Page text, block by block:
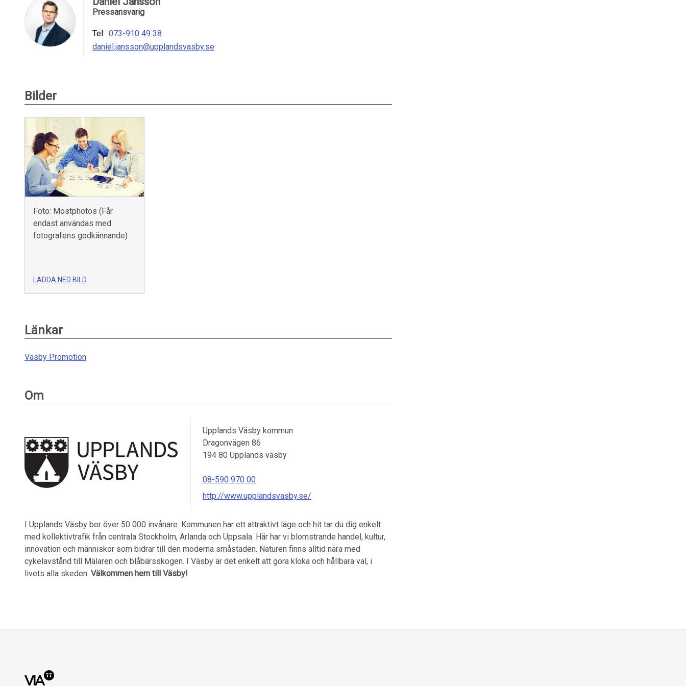
Pressansvarig
Tel: 073-910 49 38
daniel.jansson@upplandsvasby.se
Bilder
Foto: Mostphotos (Får
endast användas med
fotografens godkännande)
LADDA NED BILD
Länkar
Väsby Promotion
Om
Upplands Väsby kommun
Dragonvägen 86
194 80 Upplands väsby
08-590 970 00
http://www.upplandsvasby.se/
I Upplands Väsby bor över 50 000 invånare. Kommunen har ett attraktivt läge och hit tar du dig enkelt
med kollektivtrafik från centrala Stockholm, Arlanda och Uppsala. Här har vi blomstrande handel, kultur,
innovation och människor som bidrar till den moderna småstaden. Naturen finns alltid nära med
cykelavstånd till Mälaren och blåbärsskogen. I Väsby är det enkelt att göra kloka och hållbara val, i
livets alla skeden. Välkommen hem till Väsby!